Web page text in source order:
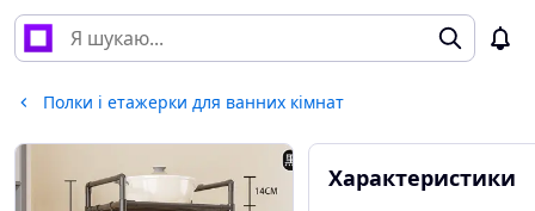
Полки і етажерки для ванних кімнат
Характеристики